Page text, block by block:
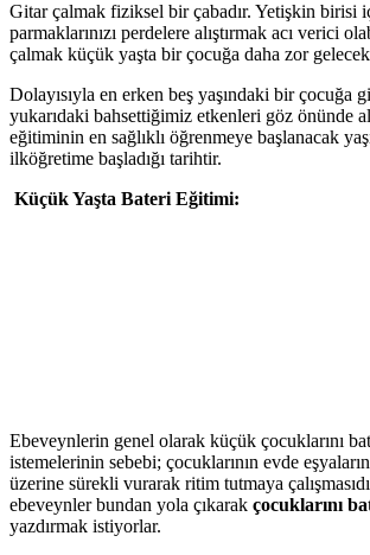
Gitar çalmak fiziksel bir çabadır. Yetişkin birisi
parmaklarınızı perdelere alıştırmak acı verici
çalmak küçük yaşta bir çocuğa daha zor
Dolayısıyla en erken beş yaşındaki bir çocuğa
yukarıdaki bahsettiğimiz etkenleri göz önünde
eğitiminin en sağlıklı öğrenmeye başlanacak
ilköğretime başladığı tarihtir.
Küçük Yaşta Bateri Eğitimi:
Ebeveynlerin genel olarak küçük çocuklarını
istemelerinin sebebi; çocuklarının evde
üzerine sürekli vurarak ritim tutmaya
ebeveynler bundan yola çıkarak çocuklarını
yazdırmak istiyorlar.